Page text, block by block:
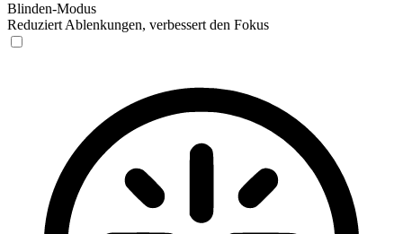
Blinden-Modus
Reduziert Ablenkungen, verbessert den Fokus